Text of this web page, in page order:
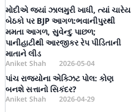
મોદીએ જ્યાં ઝાલમુરી ખાધી, ત્યાં ચારેય
બેઠકો પર BJP આગળ:ભવાનીપુરથી
મમતા આગળ, સુવેન્દુ પાછળ;
પાનીહાટીથી આરજીકર રેપ પીડિતાની
માતાને લીડ
Aniket Shah 2026-05-04
પાંચ રાજ્યોના એક્ઝિટ પોલ: કોણ
બનશે સત્તાનો સિકંદર?
Aniket Shah 2026-04-29